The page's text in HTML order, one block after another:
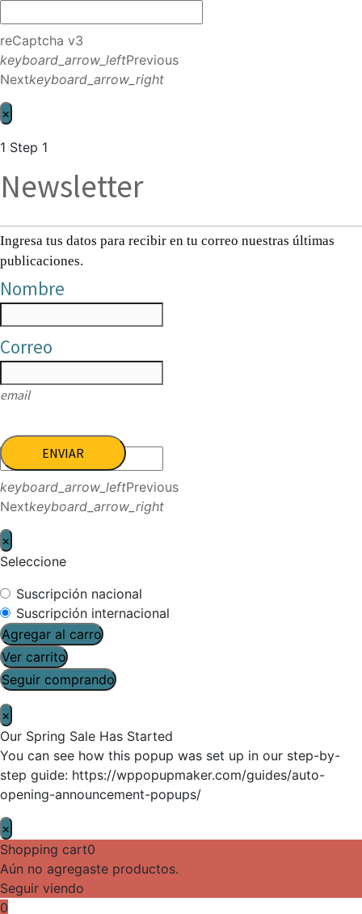
reCaptcha v3
keyboard_arrow_leftPrevious
Nextkeyboard_arrow_right
×
1 Step 1
Newsletter
Ingresa tus datos para recibir en tu correo nuestras últimas
publicaciones.
Nombre
Correo
email
ENVIAR
keyboard_arrow_leftPrevious
Nextkeyboard_arrow_right
×
Seleccione
Suscripción nacional
Suscripción internacional
Agregar al carro
Ver carrito
Seguir comprando
×
Our Spring Sale Has Started
You can see how this popup was set up in our step-by-
step guide: https://wppopupmaker.com/guides/auto-
opening-announcement-popups/
×
Shopping cart0
Aún no agregaste productos.
Seguir viendo
0